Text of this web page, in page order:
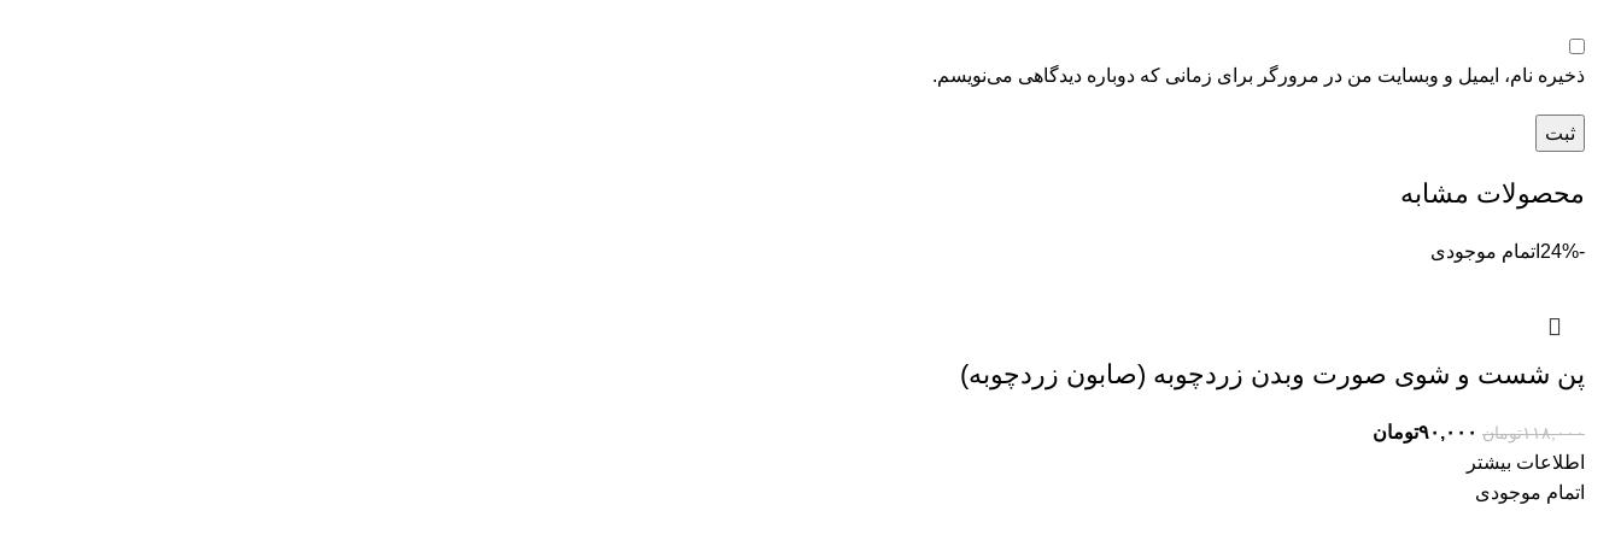
ذخیره نام، ایمیل و وبسایت من در مرورگر برای زمانی که دوباره دیدگاهی می‌نویسم.
محصولات مشابه
-24% اتمام موجودی
پن شست و شوی صورت وبدن زردچوبه (صابون زردچوبه)
۱۱۸,۰۰۰تومان قیمت
اصلی:
۹۰,۰۰۰تومان
اطلاعات بیشتر
اتمام موجودی